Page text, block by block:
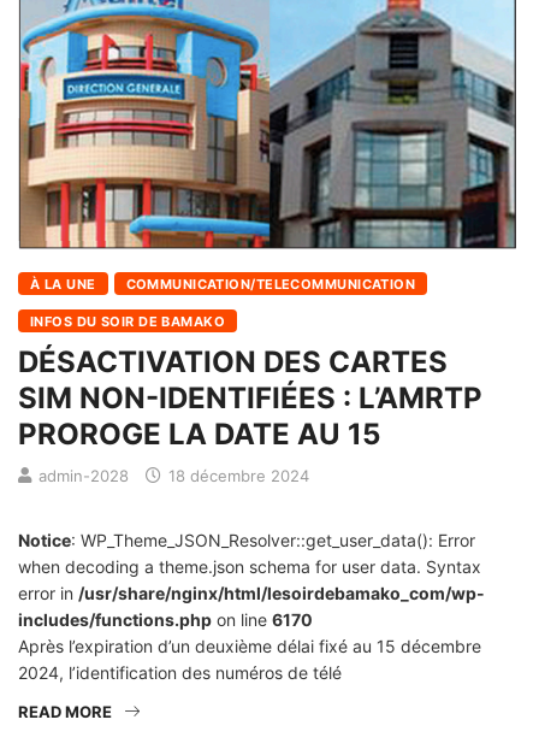
À LA UNE COMMUNICATION/TELECOMMUNICATION
INFOS DU SOIR DE BAMAKO
DÉSACTIVATION DES CARTES
SIM NON-IDENTIFIÉES : L’AMRTP
PROROGE LA DATE AU 15
admin-2028 18 décembre 2024
Notice: WP_Theme_JSON_Resolver::get_user_data(): Error
when decoding a theme.json schema for user data. Syntax
error in /usr/share/nginx/html/lesoirdebamako_com/wp-
includes/functions.php on line 6170
Après l’expiration d’un deuxième délai fixé au 15 décembre
2024, l’identification des numéros de télé
READ MORE